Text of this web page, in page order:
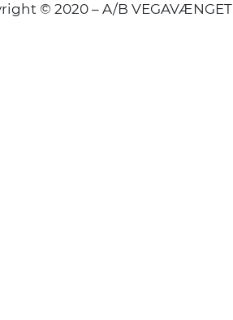
© 2020 – A/B VEGAVÆNGET